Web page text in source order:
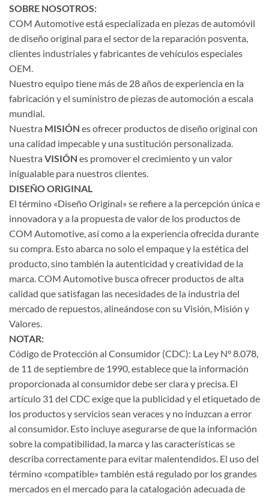
SOBRE NOSOTROS:
COM Automotive está especializada en piezas de automóvil
de diseño original para el sector de la reparación posventa,
clientes industriales y fabricantes de vehículos especiales
OEM.
Nuestro equipo tiene más de 28 años de experiencia en la
fabricación y el suministro de piezas de automoción a escala
mundial.
Nuestra MISIÓN es ofrecer productos de diseño original con
una calidad impecable y una sustitución personalizada.
Nuestra VISIÓN es promover el crecimiento y un valor
inigualable para nuestros clientes.
DISEÑO ORIGINAL
El término «Diseño Original» se refiere a la percepción única e
innovadora y a la propuesta de valor de los productos de
COM Automotive, así como a la experiencia ofrecida durante
su compra. Esto abarca no solo el empaque y la estética del
producto, sino también la autenticidad y creatividad de la
marca. COM Automotive busca ofrecer productos de alta
calidad que satisfagan las necesidades de la industria del
mercado de repuestos, alineándose con su Visión, Misión y
Valores.
NOTAR:
Código de Protección al Consumidor (CDC): La Ley N° 8.078,
de 11 de septiembre de 1990, establece que la información
proporcionada al consumidor debe ser clara y precisa. El
artículo 31 del CDC exige que la publicidad y el etiquetado de
los productos y servicios sean veraces y no induzcan a error
al consumidor. Esto incluye asegurarse de que la información
sobre la compatibilidad, la marca y las características se
describa correctamente para evitar malentendidos. El uso del
término «compatible» también está regulado por los grandes
mercados en el mercado para la catalogación adecuada de